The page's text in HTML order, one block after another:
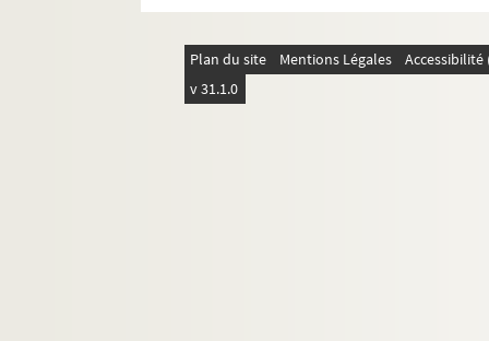
Plan du site Mentions Légales
v 31.1.0